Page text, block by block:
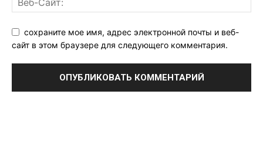
сохраните мое имя, адрес электронной почты и веб-
сайт в этом браузере для следующего комментария.